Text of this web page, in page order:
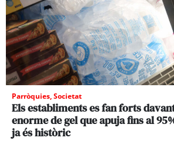
Parròquies,Societat
Els establiments es fan forts
enorme de gel que apuja fins al
ja és històric